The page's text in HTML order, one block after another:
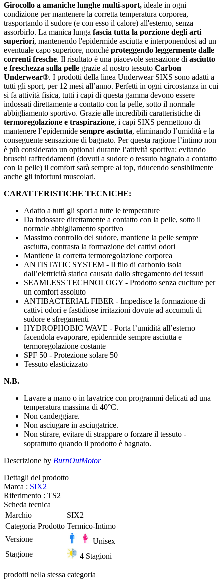
Girocollo a amaniche lunghe multi-sport, ideale in ogni
condizione per mantenere la corretta temperatura corporea,
trasportando il sudore (e con esso il calore) all'esterno, senza
assorbirlo. La manica lunga fascia tutta la porzione degli arti
superiori, mantenendo l'epidermide asciutta e interponendosi ad un
eventuale capo superiore, nonché proteggendo leggermente dalle
correnti fresche. Il risultato è una piacevole sensazione di asciutto
e freschezza sulla pelle grazie al nostro tessuto Carbon
Underwear®. I prodotti della linea Underwear SIXS sono adatti a
tutti gli sport, per 12 mesi all’anno. Perfetti in ogni circostanza in cui
si fa attività fisica, tutti i capi di questa gamma devono essere
indossati direttamente a contatto con la pelle, sotto il normale
abbigliamento sportivo. Grazie alle incredibili caratteristiche di
termoregolazione e traspirazione, i capi SIXS permettono di
mantenere l’epidermide sempre asciutta, eliminando l’umidità e la
conseguente sensazione di bagnato. Per questa ragione l’intimo non
è più considerato un optional durante l’attività sportiva: evitando
bruschi raffreddamenti (dovuti a sudore o tessuto bagnato a contatto
con la pelle) il comfort sarà sempre al top, riducendo sensibilmente
anche gli infortuni muscolari.
CARATTERISTICHE TECNICHE:
Adatto a tutti gli sport a tutte le temperature
Da indossare direttamente a contatto con la pelle, sotto il
normale abbigliamento sportivo
Massimo controllo del sudore, mantiene la pelle sempre
asciutta, contrasta la formazione dei cattivi odori
Mantiene la corretta termoregolazione corporea
ANTISTATIC SYSTEM - Il filo di carbonio isola
dall’elettricità statica causata dallo sfregamento dei tessuti
SEAMLESS TECHNOLOGY - Prodotto senza cuciture per
un comfort assoluto
ANTIBACTERIAL FIBER - Impedisce la formazione di
cattivi odori e fastidiose irritazioni dovute ad accumuli di
sudore e sfregamenti
HYDROPHOBIC WAVE - Porta l’umidità all’esterno
facendola evaporare, epidermide sempre asciutta e
termoregolazione costante
SPF 50 - Protezione solare 50+
Tessuto elasticizzato
N.B.
Lavare a mano o in lavatrice con programmi delicati ad una
temperatura massima di 40°C.
Non candeggiare.
Non asciugare in asciugatrice.
Non stirare, evitare di strappare o forzare il tessuto -
soprattutto quando il prodotto è bagnato.
Descrizione by BurnOutMotor
Dettagli del prodotto
Marca : SIX2
Riferimento : TS2
Scheda tecnica
Marchio
SIX2
Categoria Prodotto Termico-Intimo
Versione
Unisex
Stagione
4 Stagioni
prodotti nella stessa categoria